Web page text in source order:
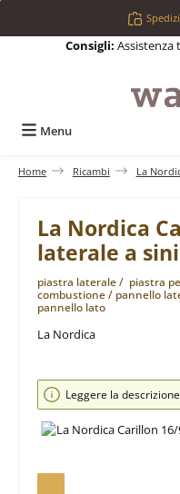
Passa al contenuto principale
Consigli: Assistenza
Menu
Home Ricambi La
La Nordica
laterale a
piastra laterale / piastra
combustione / pannello
pannello lato
La Nordica
Salta la galleria di immagini
Leggere la